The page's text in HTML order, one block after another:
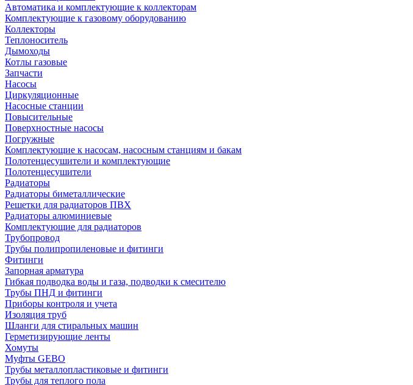
Автоматика и комплектующие к коллекторам
Комплектующие к газовому оборудованию
Коллекторы
Теплоноситель
Дымоходы
Котлы газовые
Запчасти
Насосы
Циркуляционные
Насосные станции
Повысительные
Поверхностные насосы
Погружные
Комплектующие к насосам, насосным станциям и бакам
Полотенцесушители и комплектующие
Полотенцесушители
Радиаторы
Радиаторы биметаллические
Решетки для радиаторов ПВХ
Радиаторы алюминиевые
Комплектующие для радиаторов
Трубопровод
Трубы полипропиленовые и фитинги
Фитинги
Запорная арматура
Гибкая подводка воды и газа, подводки к смесителю
Трубы ПНД и фитинги
Приборы контроля и учета
Изоляция труб
Шланги для стиральных машин
Герметизирующие ленты
Хомуты
Муфты GEBO
Трубы металлопластиковые и фитинги
Трубы для теплого пола